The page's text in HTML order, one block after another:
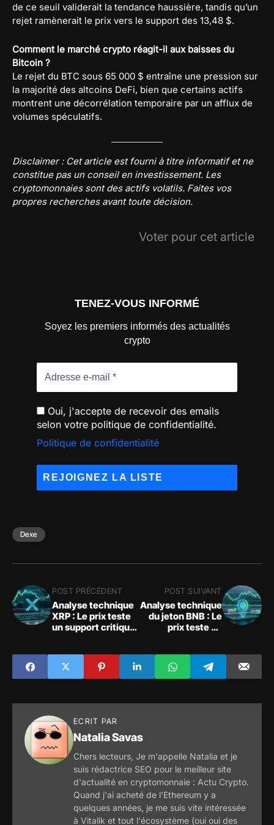
de ce seuil validerait la tendance haussière, tandis qu’un
rejet ramènerait le prix vers le support des 13,48 $.
Comment le marché crypto réagit-il aux baisses du
Bitcoin ?
Le rejet du BTC sous 65 000 $ entraîne une pression sur
la majorité des altcoins DeFi, bien que certains actifs
montrent une décorrélation temporaire par un afflux de
volumes spéculatifs.
Disclaimer : Cet article est fourni à titre informatif et ne
constitue pas un conseil en investissement. Les
cryptomonnaies sont des actifs volatils. Faites vos
propres recherches avant toute décision.
Voter pour cet article
TENEZ-VOUS INFORMÉ
Soyez les premiers informés des actualités
crypto
Oui, j'accepte de recevoir des emails
selon votre politique de confidentialité.
Politique de confidentialité
Dexe
POST PRÉCÉDENT
Analyse technique
XRP : Le prix teste
un support critique
POST SUIVANT
Analyse technique
du jeton BNB : Le
prix teste un
ECRIT PAR
Natalia Savas
Chers lecteurs, Je m'appelle Natalia et je
suis rédactrice SEO pour le meilleur site
d'actualité en cryptomonnaie : Actu Crypto.
Quand j'ai acheté de l'Ethereum y a
quelques années, je me suis vite intéressée
à Vitalik et tout l'écosystème (oui oui des